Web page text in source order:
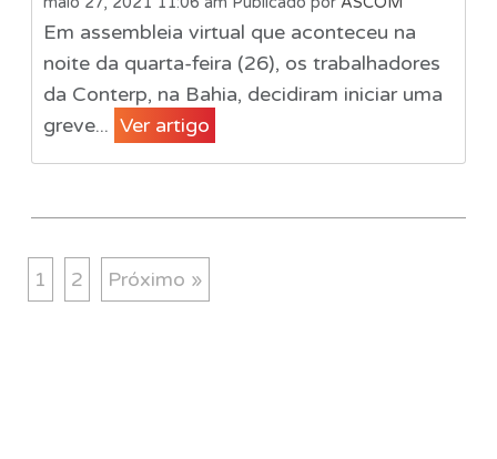
Em assembleia virtual que aconteceu na
noite da quarta-feira (26), os trabalhadores
da Conterp, na Bahia, decidiram iniciar uma
greve... Ver artigo
1 2 Próximo »